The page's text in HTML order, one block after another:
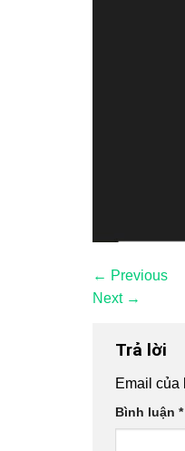
← Previous
Next →
Trả lời
Email của
Bình luận *